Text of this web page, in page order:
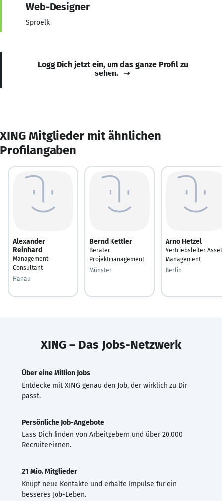
Web-Designer
Sproelk
Logg Dich jetzt ein, um das ganze Profil zu
sehen.
XING Mitglieder mit ähnlichen
Profilangaben
Alexander
Reinhard
Management
Consultant
Hanau
Bernd Kettler
Berater
Projektmanagement
Münster
Arno Hetzel
Vertriebsleiter Asset
Management
Berlin
XING – Das Jobs-Netzwerk
Über eine Million Jobs
Entdecke mit XING genau den Job, der wirklich zu Dir
passt.
Persönliche Job-Angebote
Lass Dich finden von Arbeitgebern und über 20.000
Recruiter·innen.
21 Mio. Mitglieder
Knüpf neue Kontakte und erhalte Impulse für ein
besseres Job-Leben.